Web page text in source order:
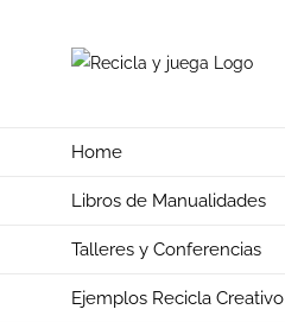
Home
Libros de Manualidades
Talleres y Conferencias
Ejemplos Recicla Creativo